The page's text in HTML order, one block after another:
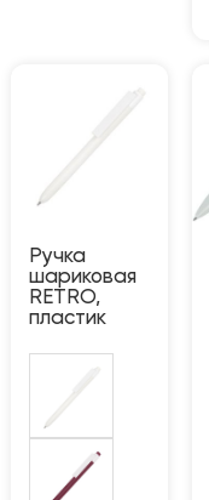
Ручка
шариковая
RETRO,
пластик